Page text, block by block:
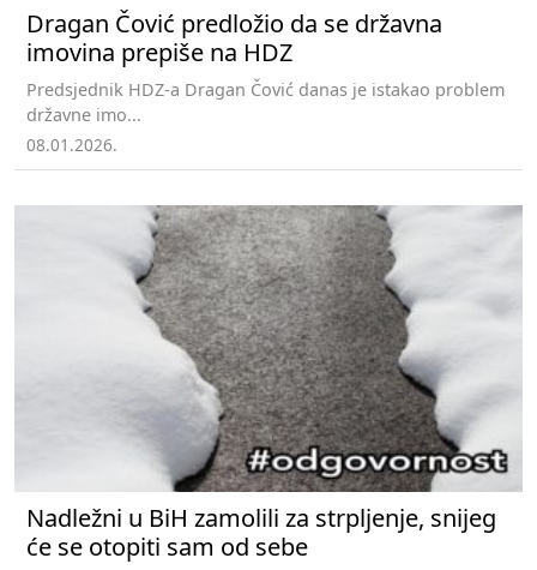
Dragan Čović predložio da se državna
imovina prepiše na HDZ
Predsjednik HDZ-a Dragan Čović danas je istakao problem
državne imo...
08.01.2026.
Nadležni u BiH zamolili za strpljenje, snijeg
će se otopiti sam od sebe